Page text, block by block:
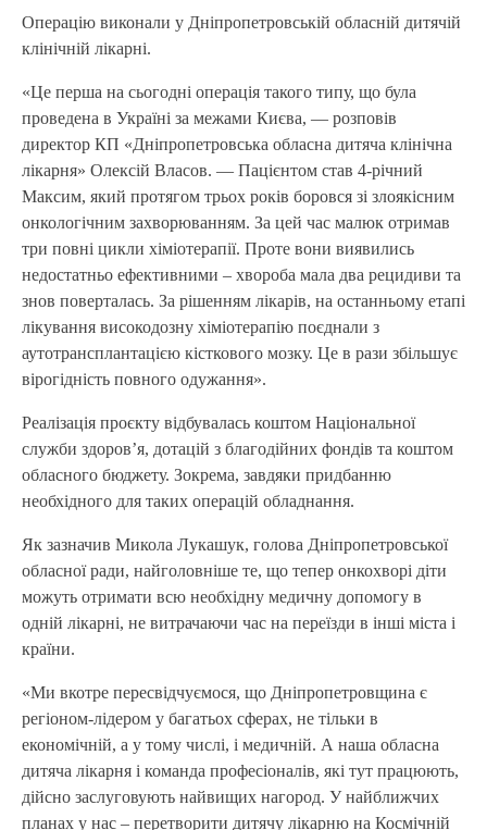
Операцію виконали у Дніпропетровській обласній дитячій
клінічній лікарні.
«Це перша на сьогодні операція такого типу, що була
проведена в Україні за межами Києва, — розповів
директор КП «Дніпропетровська обласна дитяча клінічна
лікарня» Олексій Власов. — Пацієнтом став 4-річний
Максим, який протягом трьох років боровся зі злоякісним
онкологічним захворюванням. За цей час малюк отримав
три повні цикли хіміотерапії. Проте вони виявились
недостатньо ефективними – хвороба мала два рецидиви та
знов поверталась. За рішенням лікарів, на останньому етапі
лікування високодозну хіміотерапію поєднали з
аутотрансплантацією кісткового мозку. Це в рази збільшує
вірогідність повного одужання».
Реалізація проєкту відбувалась коштом Національної
служби здоров’я, дотацій з благодійних фондів та коштом
обласного бюджету. Зокрема, завдяки придбанню
необхідного для таких операцій обладнання.
Як зазначив Микола Лукашук, голова Дніпропетровської
обласної ради, найголовніше те, що тепер онкохворі діти
можуть отримати всю необхідну медичну допомогу в
одній лікарні, не витрачаючи час на переїзди в інші міста і
країни.
«Ми вкотре пересвідчуємося, що Дніпропетровщина є
регіоном-лідером у багатьох сферах, не тільки в
економічній, а у тому числі, і медичній. А наша обласна
дитяча лікарня і команда професіоналів, які тут працюють,
дійсно заслуговують найвищих нагород. У найближчих
планах у нас – перетворити дитячу лікарню на Космічній